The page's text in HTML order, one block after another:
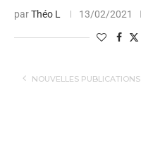
parThéo L 13/02/2021
NOUVELLES PUBLICATIONS